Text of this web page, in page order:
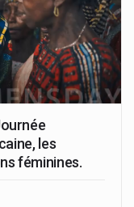
les
féminines.